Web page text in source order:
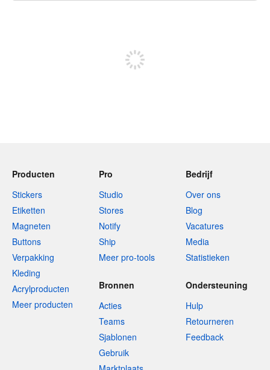
Producten
Stickers
Etiketten
Magneten
Buttons
Verpakking
Kleding
Acrylproducten
Meer producten
Pro
Studio
Stores
Notify
Ship
Meer pro-tools
Bedrijf
Over ons
Blog
Vacatures
Media
Statistieken
Bronnen
Acties
Teams
Sjablonen
Gebruik
Ondersteuning
Hulp
Retourneren
Feedback